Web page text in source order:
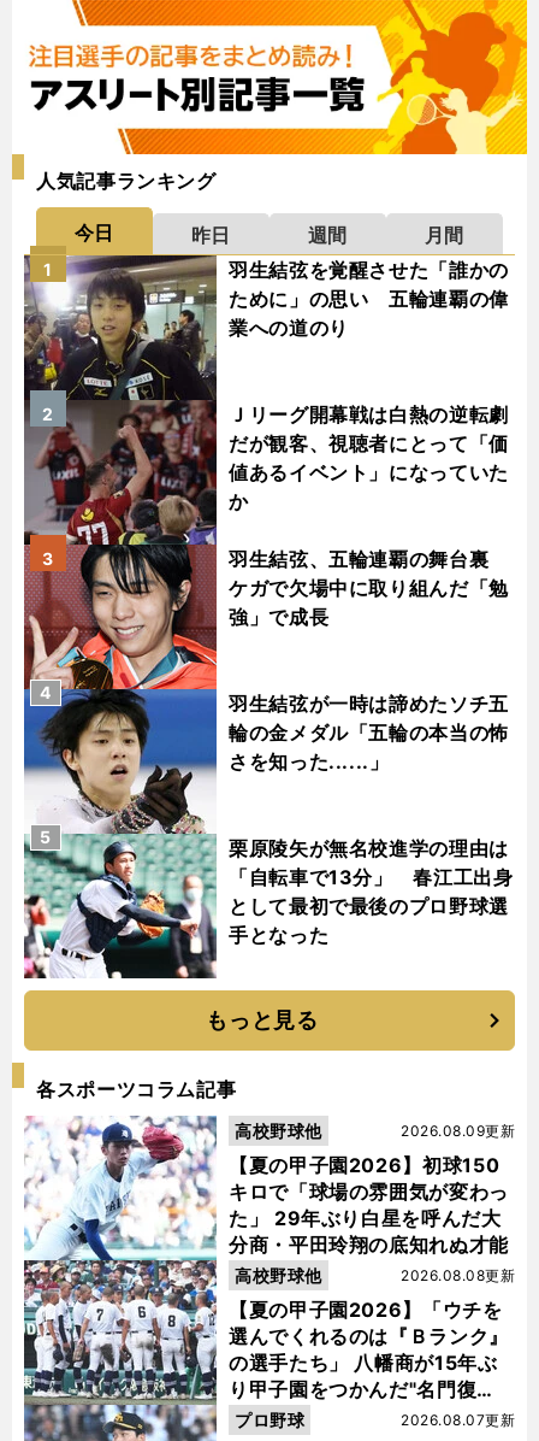
人気記事ランキング
今日 昨日 週間
月間
羽生結弦を覚醒させた「誰かの
ために」の思い 五輪連覇の偉
業への道のり
1
Ｊリーグ開幕戦は白熱の逆転劇
だが観客、視聴者にとって「価
値あるイベント」になっていた
か
2
羽生結弦、五輪連覇の舞台裏
ケガで欠場中に取り組んだ「勉
強」で成長
3
羽生結弦が一時は諦めたソチ五
輪の金メダル「五輪の本当の怖
さを知った......」
4
栗原陵矢が無名校進学の理由は
「自転車で13分」 春江工出身
として最初で最後のプロ野球選
手となった
5
もっと見る
各スポーツコラム記事
【夏の甲子園2026】初球150
キロで「球場の雰囲気が変わっ
た」 29年ぶり白星を呼んだ大
分商・平田玲翔の底知れぬ才能
2026.08.09更新
高校野球他
【夏の甲子園2026】「ウチを
選んでくれるのは『Ｂランク』
の選手たち」 八幡商が15年ぶ
り甲子園をつかんだ"名門復
活"の舞台裏
2026.08.08更新
高校野球他
2026.08.07更新
プロ野球